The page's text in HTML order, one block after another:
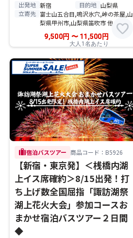
出発地 新宿 目的地 山梨県
立寄先 富士山五合目,鳴沢氷穴,峠の茶屋,山
梨県甲州市,山梨県笛吹市 他
9,500円 〜11,500 円
大人1名あたり
favorite
trip宿泊バスツアー 商品コード：B5926
【新宿・東京発】＜桟橋内湖
上イス席確約＞8/15出発！打
ち上げ数全国屈指「諏訪湖祭
湖上花火大会」参加コースお
まかせ宿泊バスツアー２日間
◆